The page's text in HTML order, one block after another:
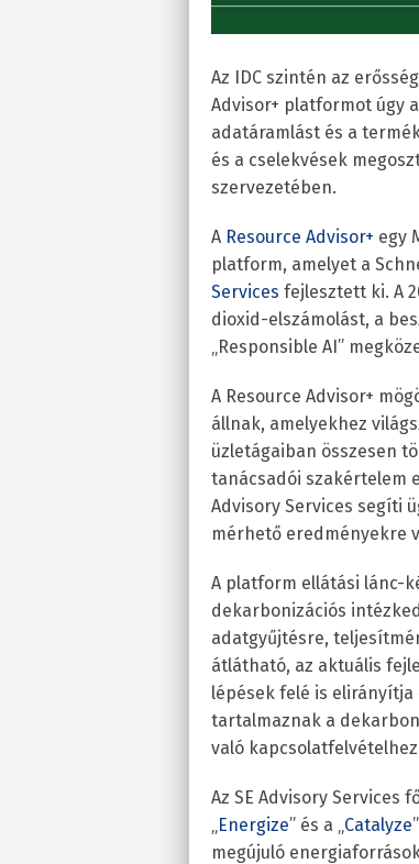
Az IDC szintén az
Advisor+ platformot úgy
adatáramlást és a
és a cselekvések
szervezetében.
A Resource Advisor+ egy
platform, amelyet a
Services fejlesztett ki. A
dioxid-elszámolást, a
„Responsible AI”
A Resource Advisor+
állnak, amelyekhez
üzletágaiban összesen
tanácsadói szakértelem
Advisory Services segíti
mérhető eredményekre
A platform ellátási lánc-
dekarbonizációs
adatgyűjtésre,
átlátható, az aktuális
lépések felé is
tartalmaznak a
való
Az SE Advisory Services
Energize” és a „ Catalyze
megújuló